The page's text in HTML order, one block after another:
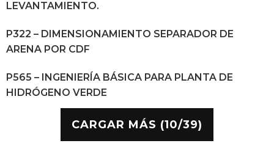
LEVANTAMIENTO.
P322 – DIMENSIONAMIENTO SEPARADOR DE
ARENA POR CDF
P565 – INGENIERÍA BÁSICA PARA PLANTA DE
HIDRÓGENO VERDE
CARGAR MÁS (10/39)